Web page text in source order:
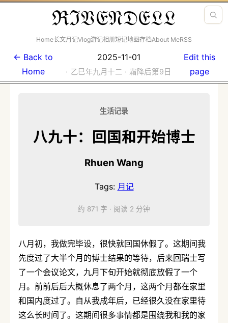
ℜℑ𝔙𝔈𝔑𝔇𝔈𝔏𝔏
Home长文月记Vlog游记相册短记地图存档About MeRSS
← Back to
Home
2025-11-01
· 乙巳年九月十二 · 霜降后第9日
Edit this
page
生活记录
八九十：回国和开始博士
Rhuen Wang
Tags: 月记
约 871 字 · 阅读 2 分钟
八月初，我做完毕设，很快就回国休假了。这期间我
先度过了大半个月的博士结果的等待，后来回瑞士写
了一个会议论文，九月下旬开始就彻底放假了一个
月。前前后后大概休息了两个月，这两个月都在家里
和国内度过了。自从我成年后，已经很久没在家里待
这么长时间了。这期间很多事情都是围绕我和我的家